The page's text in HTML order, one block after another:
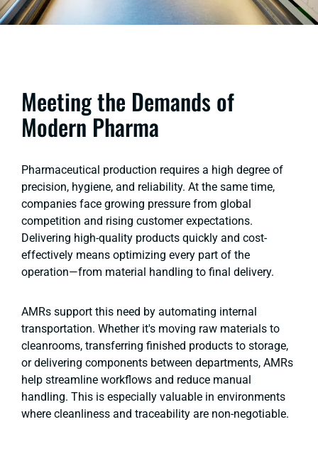
Meeting the Demands of
Modern Pharma
Pharmaceutical production requires a high degree of
precision, hygiene, and reliability. At the same time,
companies face growing pressure from global
competition and rising customer expectations.
Delivering high-quality products quickly and cost-
effectively means optimizing every part of the
operation—from material handling to final delivery.
AMRs support this need by automating internal
transportation. Whether it's moving raw materials to
cleanrooms, transferring finished products to storage,
or delivering components between departments, AMRs
help streamline workflows and reduce manual
handling. This is especially valuable in environments
where cleanliness and traceability are non-negotiable.